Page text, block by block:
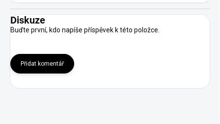
Diskuze
Buďte první, kdo napíše příspěvek k této položce.
Přidat komentář